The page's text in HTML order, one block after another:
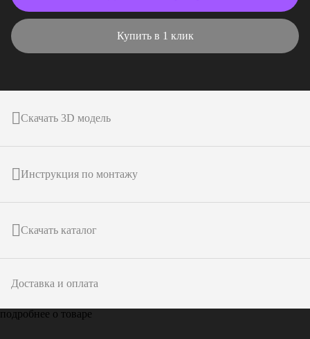
Купить в 1 клик
Скачать 3D модель
Инструкция по монтажу
Скачать каталог
Доставка и оплата
подробнее о товаре